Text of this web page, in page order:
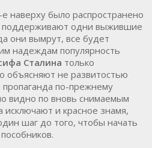
наверху было распространено
поддерживают одни выжившие
они вымрут, все будет
надеждам популярность
Сталина только
объясняют не развитостью
по-прежнему
видно по вновь снимаемым
и красное знамя,
шаг до того, чтобы начать